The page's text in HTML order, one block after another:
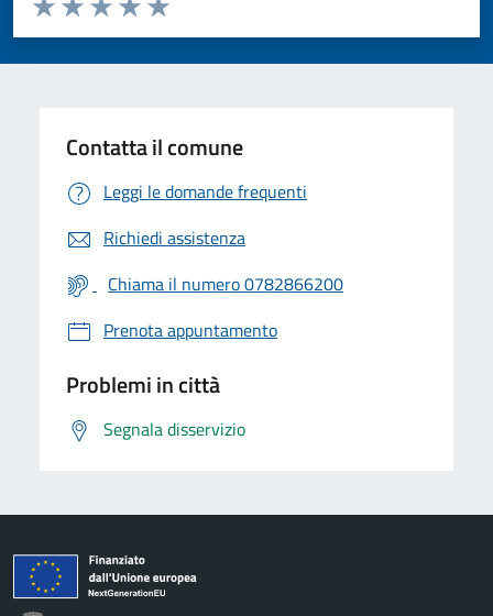
Valuta 5 stelle su 5
Valuta 4 stelle su 5
Valuta 3 stelle su 5
Valuta 2 stelle su 5
Valuta 1 stelle su 5
Contatta il comune
Leggi le domande frequenti
Richiedi assistenza
Chiama il numero 0782866200
Prenota appuntamento
Problemi in città
Segnala disservizio